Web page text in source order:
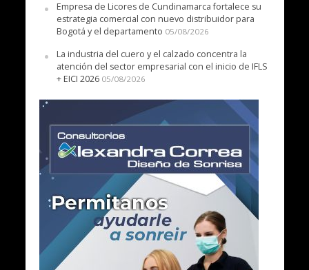
Empresa de Licores de Cundinamarca fortalece su
estrategia comercial con nuevo distribuidor para
Bogotá y el departamento 05/08/2026
La industria del cuero y el calzado concentra la
atención del sector empresarial con el inicio de IFLS
+ EICI 2026 05/08/2026